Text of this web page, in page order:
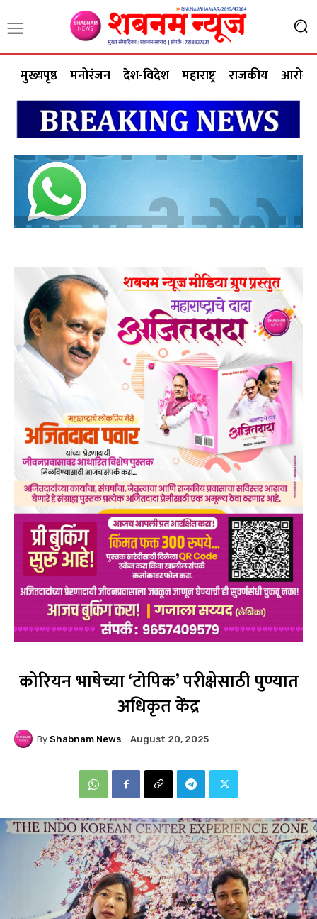
मुख्यपृष्ठ मनोरंजन देश-विदेश महाराष्ट्र राजकीय आरोग्य
कोरियन भाषेच्या ‘टोपिक’ परीक्षेसाठी पुण्यात
अधिकृत केंद्र
By Shabnam News August 20, 2025